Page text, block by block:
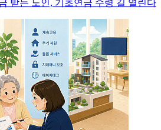
받는 노인, 기초연금 수령 길 열린다